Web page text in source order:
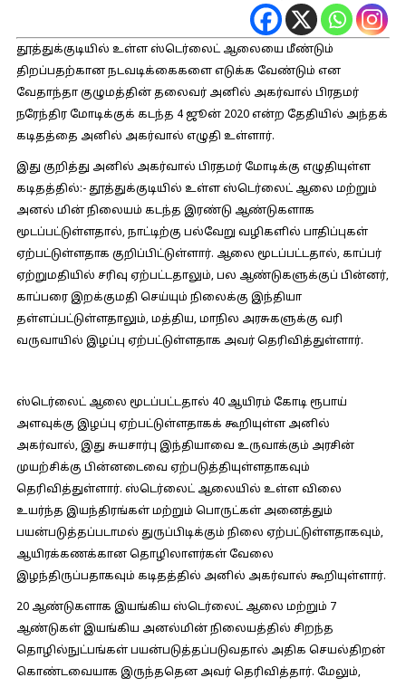
தூத்துக்குடியில் உள்ள ஸ்டெர்லைட் ஆலையை மீண்டும்
திறப்பதற்கான நடவடிக்கைகளை எடுக்க வேண்டும் என
வேதாந்தா குழுமத்தின் தலைவர் அனில் அகர்வால் பிரதமர்
நரேந்திர மோடிக்குக் கடந்த 4 ஜூன் 2020 என்ற தேதியில் அந்தக்
கடிதத்தை அனில் அகர்வால் எழுதி உள்ளார்.
இது குறித்து அனில் அகர்வால் பிரதமர் மோடிக்கு எழுதியுள்ள
கடிதத்தில்:- தூத்துக்குடியில் உள்ள ஸ்டெர்லைட் ஆலை மற்றும்
அனல் மின் நிலையம் கடந்த இரண்டு ஆண்டுகளாக
மூடப்பட்டுள்ளதால், நாட்டிற்கு பல்வேறு வழிகளில் பாதிப்புகள்
ஏற்பட்டுள்ளதாக குறிப்பிட்டுள்ளார். ஆலை மூடப்பட்டதால், காப்பர்
ஏற்றுமதியில் சரிவு ஏற்பட்டதாலும், பல ஆண்டுகளுக்குப் பின்னர்,
காப்பரை இறக்குமதி செய்யும் நிலைக்கு இந்தியா
தள்ளப்பட்டுள்ளதாலும், மத்திய, மாநில அரசுகளுக்கு வரி
வருவாயில் இழப்பு ஏற்பட்டுள்ளதாக அவர் தெரிவித்துள்ளார்.
ஸ்டெர்லைட் ஆலை மூடப்பட்டதால் 40 ஆயிரம் கோடி ரூபாய்
அளவுக்கு இழப்பு ஏற்பட்டுள்ளதாகக் கூறியுள்ள அனில்
அகர்வால், இது சுயசார்பு இந்தியாவை உருவாக்கும் அரசின்
முயற்சிக்கு பின்னடைவை ஏற்படுத்தியுள்ளதாகவும்
தெரிவித்துள்ளார். ஸ்டெர்லைட் ஆலையில் உள்ள விலை
உயர்ந்த இயந்திரங்கள் மற்றும் பொருட்கள் அனைத்தும்
பயன்படுத்தப்படாமல் துருப்பிடிக்கும் நிலை ஏற்பட்டுள்ளதாகவும்,
ஆயிரக்கணக்கான தொழிலாளர்கள் வேலை
இழந்திருப்பதாகவும் கடிதத்தில் அனில் அகர்வால் கூறியுள்ளார்.
20 ஆண்டுகளாக இயங்கிய ஸ்டெர்லைட் ஆலை மற்றும் 7
ஆண்டுகள் இயங்கிய அனல்மின் நிலையத்தில் சிறந்த
தொழில்நுட்பங்கள் பயன்படுத்தப்படுவதால் அதிக செயல்திறன்
கொண்டவையாக இருந்ததென அவர் தெரிவித்தார். மேலும்,